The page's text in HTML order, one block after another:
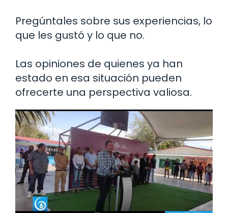
Pregúntales sobre sus experiencias, lo
que les gustó y lo que no.
Las opiniones de quienes ya han
estado en esa situación pueden
ofrecerte una perspectiva valiosa.